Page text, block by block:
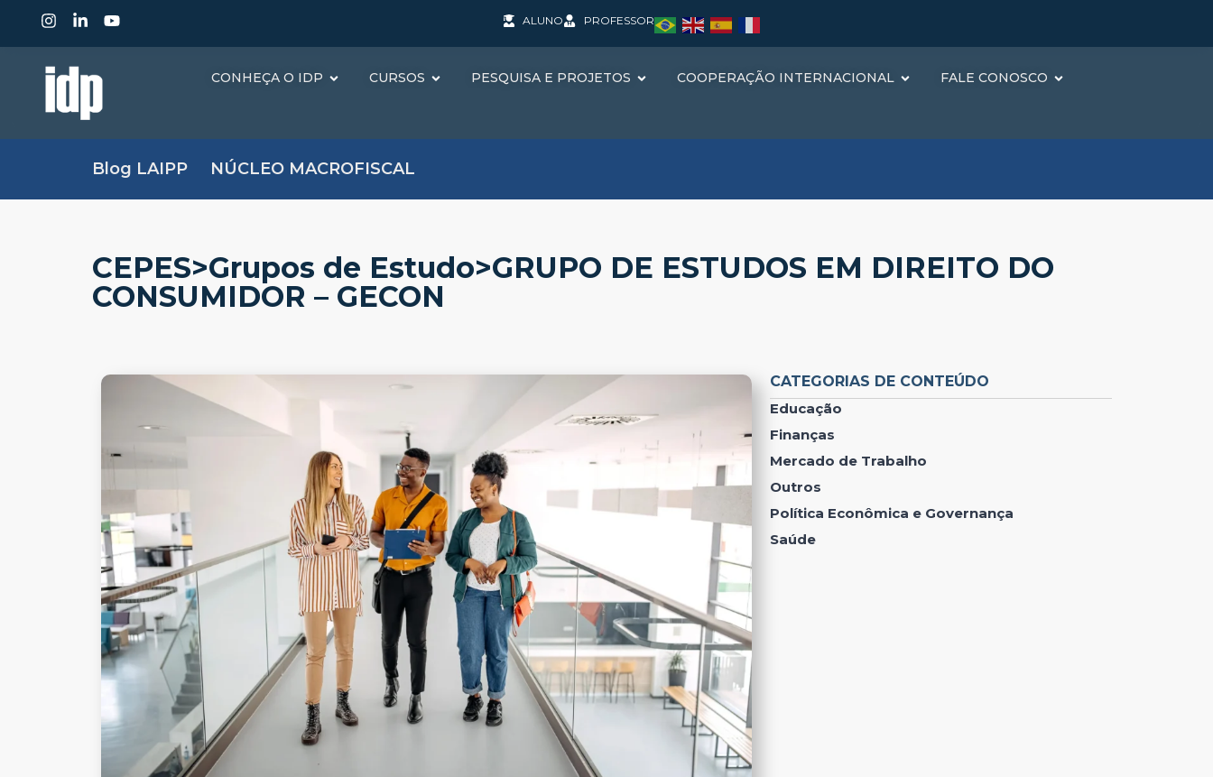
ALUNO PROFESSOR
CONHEÇA O IDP CURSOS PESQUISA E PROJETOS COOPERAÇÃO INTERNACIONAL FALE CONOSCO
Blog LAIPP NÚCLEO MACROFISCAL
CEPES>Grupos de Estudo>GRUPO DE ESTUDOS EM DIREITO DO
CONSUMIDOR – GECON
CATEGORIAS DE CONTEÚDO
Educação
Finanças
Mercado de Trabalho
Outros
Política Econômica e Governança
Saúde